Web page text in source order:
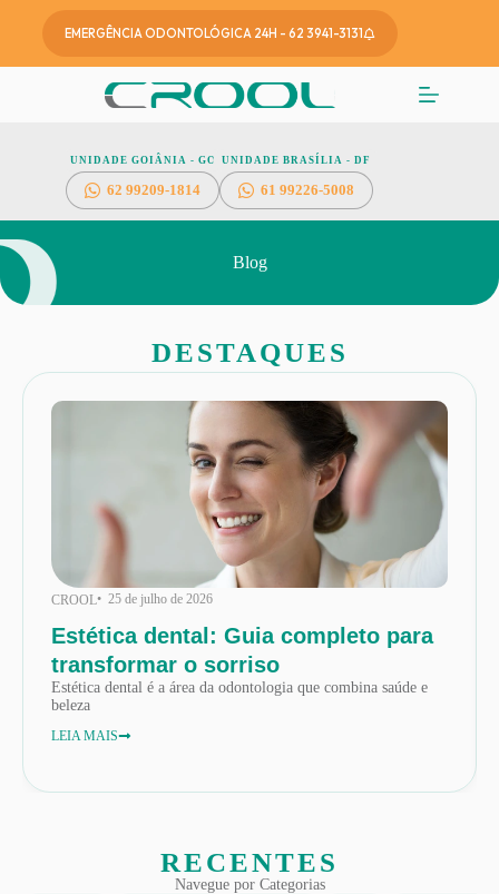
EMERGÊNCIA ODONTOLÓGICA 24H - 62 3941-3131
UNIDADE GOIÂNIA - GO
6299209-1814
UNIDADE BRASÍLIA - DF
61 99226-5008
Blog
DESTAQUES
CROOL• 25 de julho de 2026
Estética dental: Guia completo para
transformar o sorriso
Estética dental é a área da odontologia que combina saúde e
beleza
LEIA MAIS
RECENTES
Navegue por Categorias